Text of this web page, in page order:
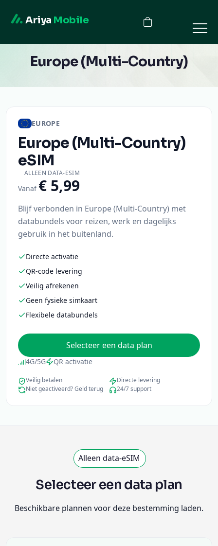
Ariya Mobile
Europe (Multi-Country)
EUROPE
Europe (Multi-Country)
eSIM
ALLEEN DATA-ESIM
Vanaf € 5,99
Blijf verbonden in Europe (Multi-Country) met
databundels voor reizen, werk en dagelijks
gebruik in het buitenland.
Directe activatie
QR-code levering
Veilig afrekenen
Geen fysieke simkaart
Flexibele databundels
Selecteer een data plan
4G/5G QR activatie
Veilig betalen
Directe levering
Niet geactiveerd? Geld terug
24/7 support
Alleen data-eSIM
Selecteer een data plan
Beschikbare plannen voor deze bestemming laden.